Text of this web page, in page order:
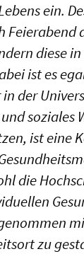
ein.
Feierabend
diese
ist es
in der
soziales
ist eine
die
zu